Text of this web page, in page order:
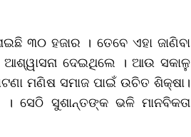
ହଜାର । ତେବେ ଏହା ଜାଣିବା
ଦେଇଥିଲେ । ଆଉ ସକାଳୁ
ମଣିଷ ସମାଜ ପାଇଁ ଉଚିତ ଶିକ୍ଷା।
ସେଠି ସୁଶାନ୍ତଙ୍କ ଭଳି ମାନବିକତା